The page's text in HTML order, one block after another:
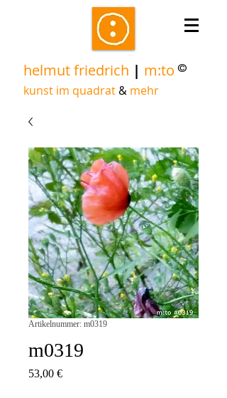
©
helmut friedrich | m:to
kunst im quadrat & mehr
Artikelnummer: m0319
m0319
53,00 €Preis